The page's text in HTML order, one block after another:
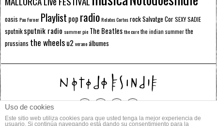
oasis Pau Forner Playlist pop radioRelatos CortosrockSalvatge CorSEXY SADIE
sputnik sputnik radio summer pie The Beatlesthe curethe indian summerthe
prussians the wheelsu2 veranoálbumes
© 2014 Todos los derechos reservados.
Uso de cookies
Este sitio web utiliza cookies para que usted tenga la mejor experiencia de
usuario. Si continúa navegando está dando su consentimiento para la